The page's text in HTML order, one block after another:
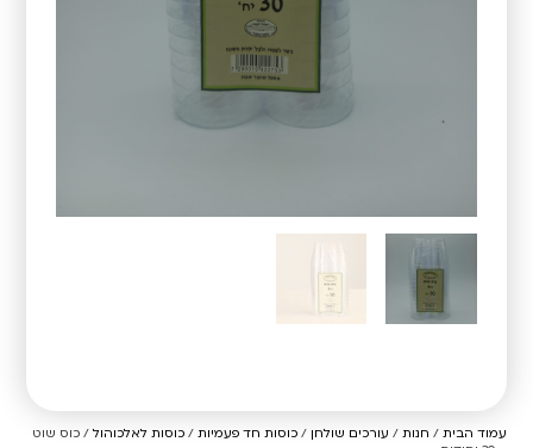
עמוד הבית / חנות / עורכים שולחן /כוסות חד פעמיות /כוסות לאלכוהול / כוס שוט